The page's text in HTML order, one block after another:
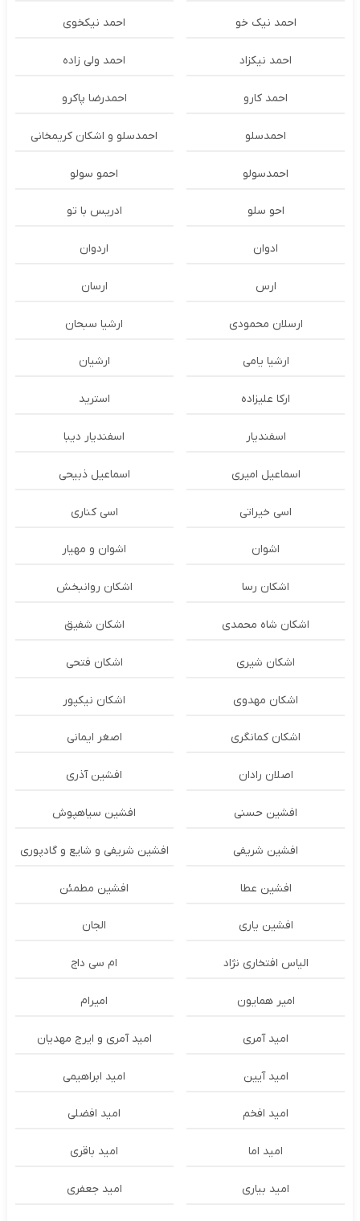
احمد نیک خو احمد نیکخوی
احمد نیکزاد احمد ولی زاده
احمد کارو احمدرضا پاکرو
احمدسلو احمدسلو و اشکان کریمخانی
احمدسولو احمو سولو
احو سلو ادریس با تو
ادوان اردوان
ارس ارسان
ارسلان محمودی ارشیا سبحان
ارشیا یامی ارشیان
ارکا علیزاده استرید
اسفندیار اسفندیار دیبا
اسماعیل امیری اسماعیل ذبیحی
اسی خیراتی اسی کناری
اشوان اشوان و مهیار
اشکان رسا اشکان روانبخش
اشکان شاه محمدی اشکان شفیق
اشکان شیری اشکان فتحی
اشکان مهدوی اشکان نیکپور
اشکان‌ کمانگری اصغر ایمانی
اصلان رادان افشین آذری
افشین حسنی افشین سیاهپوش
افشین شریفی افشین شریفی و شایع و گادپوری
افشین عطا افشین مطمئن
افشین یاری الجان
الیاس افتخاری نژاد ام سی داج
امير همايون اميرام
امید آمری امید آمری و ایرج مهدیان
امید آیین امید ابراهیمی
امید افخم امید افضلی
امید اما امید باقری
امید بیاری امید جعفری